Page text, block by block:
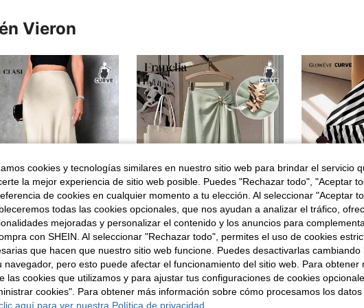
Vieron
UE SHEIN Clasi Falda larga de satén elegante de unicolor para mujer de talla grande Almacén UE Franclia Falda elegante de estilo francés con textura de cuadros de unicolor, adecuada para el trabajo, el transporte, las vacaciones, las citas románticas, las fiestas de playa de alta gama, el té de la tarde. Diseño asimétrico de cintura elástica que estiliza la figura, falda de línea A para primavera/verano. Faldas vaqueras para mujer de cintura alta, conjuntos de verano para mujer, faldas coreanas para mujer, faldas pareo para mujer
18,99€
Almacén UE GlowEve
10,99€
cookies y tecnologías similares en nuestro sitio web para brindar el servicio
la mejor experiencia de sitio web posible. Puedes "Rechazar todo", "Aceptar
de cookies en cualquier momento a tu elección. Al seleccionar "Aceptar
todas las cookies opcionales, que nos ayudan a analizar el tráfico,
mejoradas y personalizar el contenido y los anuncios para
con SHEIN. Al seleccionar "Rechazar todo", permites el uso de cookies
que hacen que nuestro sitio web funcione. Puedes desactivarlas cambiando
navegador, pero esto puede afectar el funcionamiento del sitio web. Para obtener
las cookies que utilizamos y para ajustar tus configuraciones de cookies
cookies". Para obtener más información sobre cómo procesamos los datos
aquí para ver nuestra Política de privacidad.